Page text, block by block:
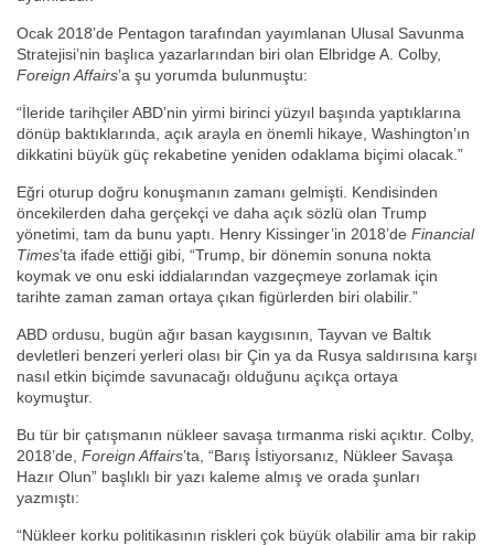
Ocak 2018’de Pentagon tarafından yayımlanan Ulusal Savunma
Stratejisi’nin başlıca yazarlarından biri olan Elbridge A. Colby,
Foreign Affairs’a şu yorumda bulunmuştu:
“İleride tarihçiler ABD’nin yirmi birinci yüzyıl başında yaptıklarına
dönüp baktıklarında, açık arayla en önemli hikaye, Washington’ın
dikkatini büyük güç rekabetine yeniden odaklama biçimi olacak.”
Eğri oturup doğru konuşmanın zamanı gelmişti. Kendisinden
öncekilerden daha gerçekçi ve daha açık sözlü olan Trump
yönetimi, tam da bunu yaptı. Henry Kissinger’in 2018’de Financial
Times’ta ifade ettiği gibi, “Trump, bir dönemin sonuna nokta
koymak ve onu eski iddialarından vazgeçmeye zorlamak için
tarihte zaman zaman ortaya çıkan figürlerden biri olabilir.”
ABD ordusu, bugün ağır basan kaygısının, Tayvan ve Baltık
devletleri benzeri yerleri olası bir Çin ya da Rusya saldırısına karşı
nasıl etkin biçimde savunacağı olduğunu açıkça ortaya
koymuştur.
Bu tür bir çatışmanın nükleer savaşa tırmanma riski açıktır. Colby,
2018’de, Foreign Affairs’ta, “Barış İstiyorsanız, Nükleer Savaşa
Hazır Olun” başlıklı bir yazı kaleme almış ve orada şunları
yazmıştı:
“Nükleer korku politikasının riskleri çok büyük olabilir ama bir rakip